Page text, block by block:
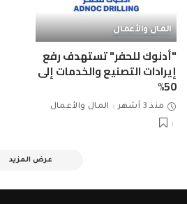
المال والأعمال
"أدنوك للحفر" تستهدف رفع
إيرادات التصنيع والخدمات إلى
50%
منذ 3 أشهر المال والأعمال
عرض المزيد